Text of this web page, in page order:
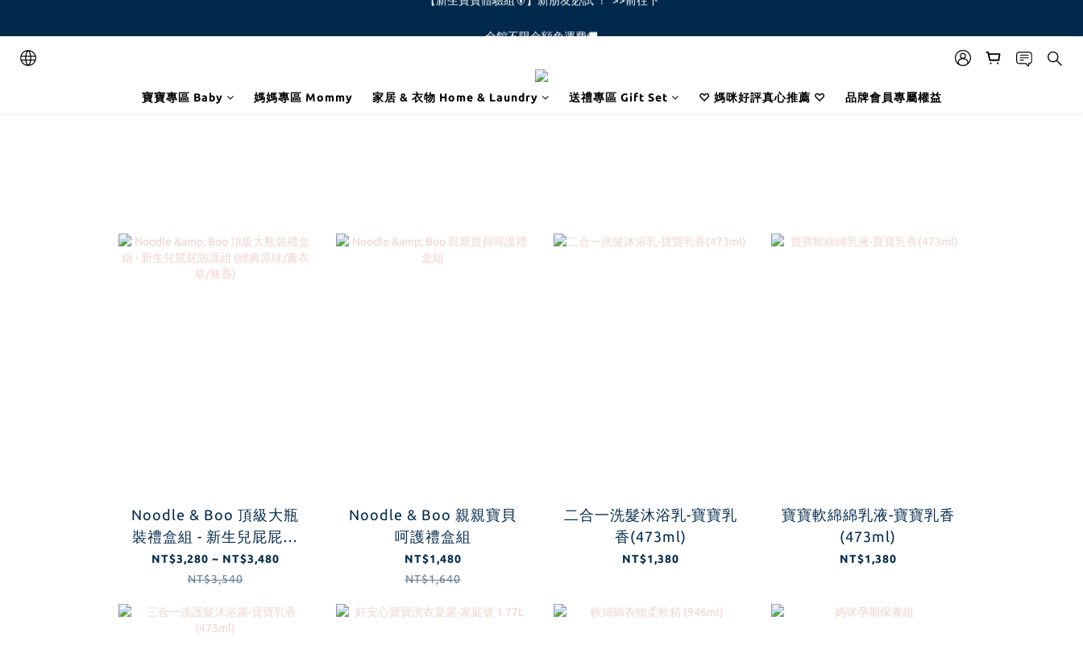
寶寶專區 Baby 媽媽專區 Mommy 家居 & 衣物 Home & Laundry 送禮專區 Gift Set ♡ 媽咪好評真心推薦 ♡ 品牌會員專屬權益
Noodle & Boo 頂級大瓶
裝禮盒組 - 新生兒屁屁防
護組 (經典原味/薰衣草/無
香)
NT$3,280 ~ NT$3,480
NT$3,540
Noodle & Boo 親親寶貝
呵護禮盒組
NT$1,480
NT$1,640
二合一洗髮沐浴乳-寶寶乳
香(473ml)
NT$1,380
寶寶軟綿綿乳液-寶寶乳香
(473ml)
NT$1,380